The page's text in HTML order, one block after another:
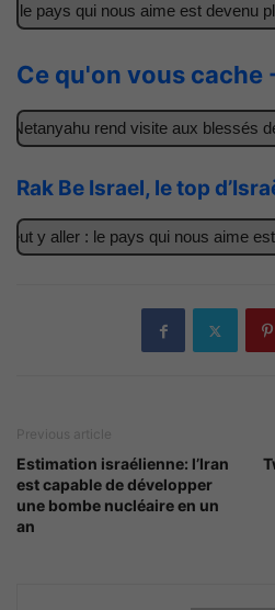
pays qui nous aime est devenu
Ce qu'on vous cache
rend visite aux blessés de
Rak Be Israel, le top
y aller : le pays qui nous aime est
Previous article
Estimation israélienne: l’Iran
est capable de développer
une bombe nucléaire en un
an